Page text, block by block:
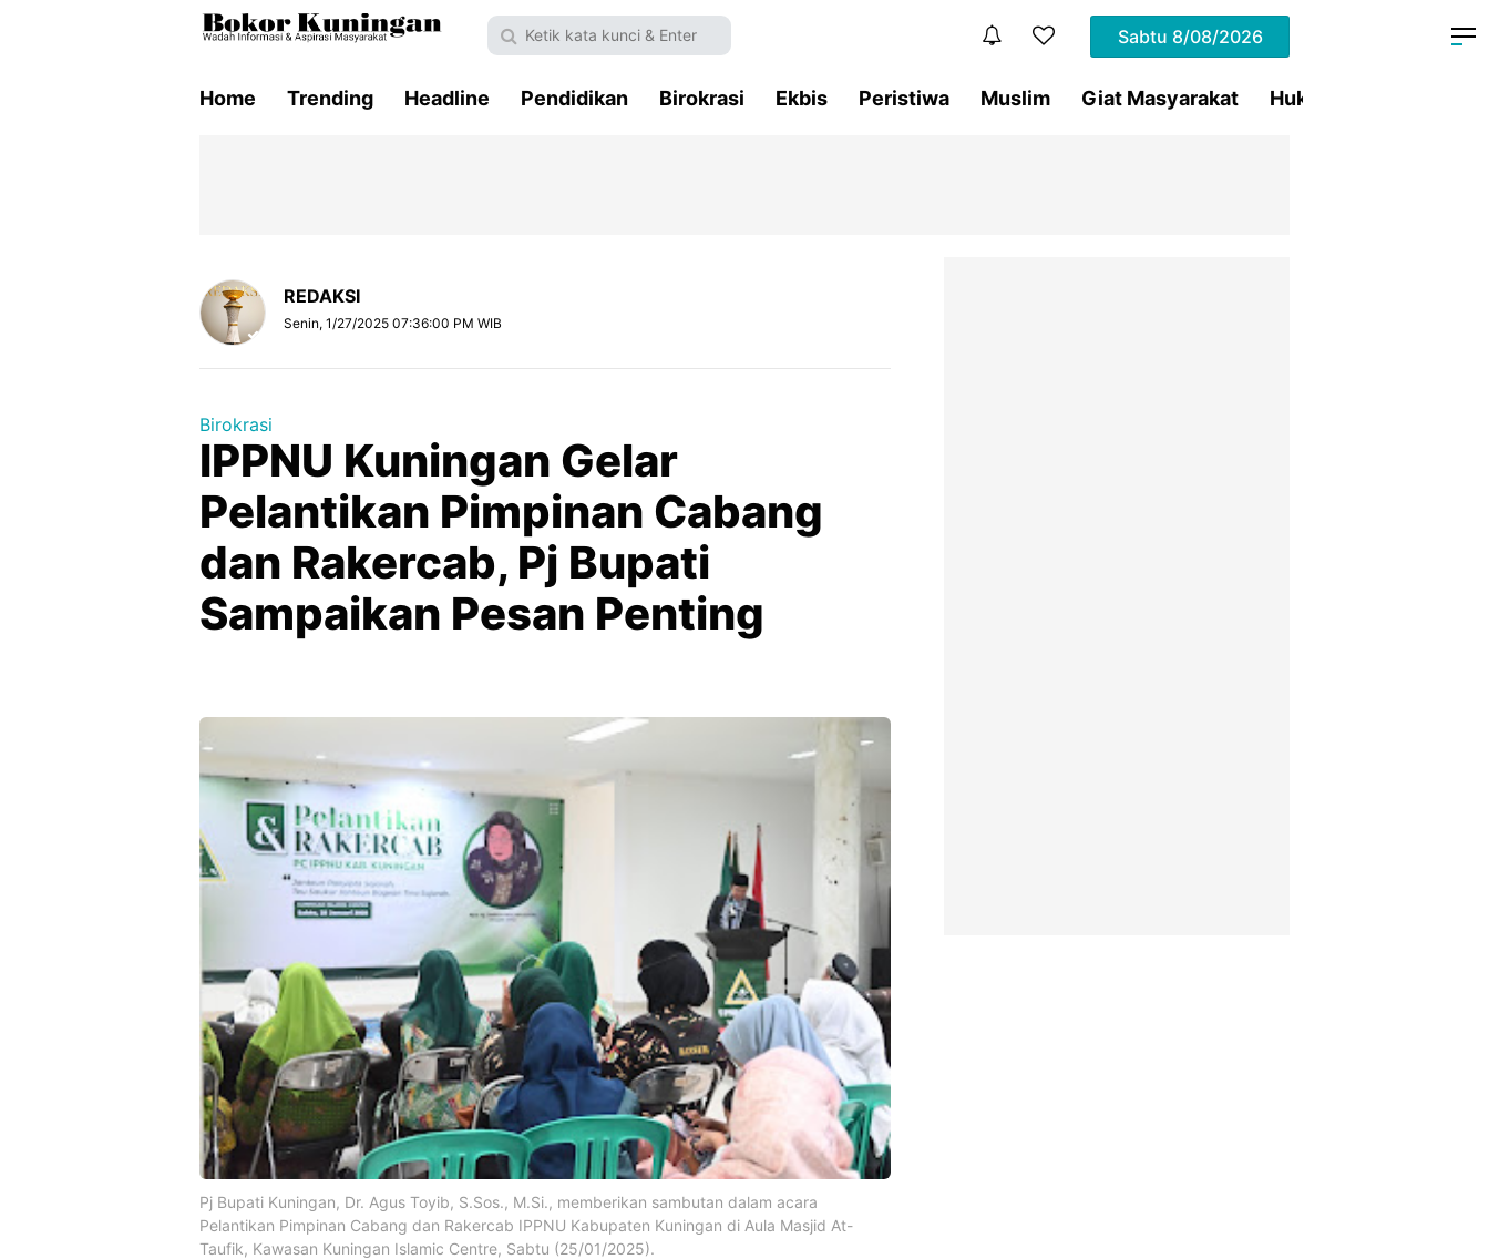
Sabtu 8/08/2026
Home Trending Headline Pendidikan Birokrasi Ekbis Peristiwa Muslim Giat Masyarakat Hukum
REDAKSI
Senin, 1/27/2025 07:36:00 PM WIB
Birokrasi
IPPNU Kuningan Gelar
Pelantikan Pimpinan Cabang
dan Rakercab, Pj Bupati
Sampaikan Pesan Penting
Pj Bupati Kuningan, Dr. Agus Toyib, S.Sos., M.Si., memberikan sambutan dalam acara
Pelantikan Pimpinan Cabang dan Rakercab IPPNU Kabupaten Kuningan di Aula Masjid At-
Taufik, Kawasan Kuningan Islamic Centre, Sabtu (25/01/2025).